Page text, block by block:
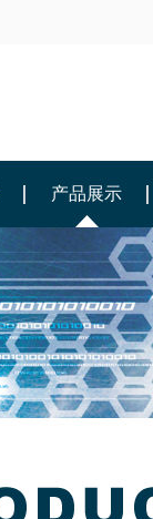
产品展示